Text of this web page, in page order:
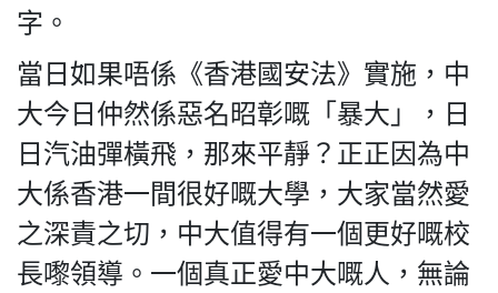
字。
當日如果唔係《香港國安法》實施，中
大今日仲然係惡名昭彰嘅「暴大」，日
日汽油彈橫飛，那來平靜？正正因為中
大係香港一間很好嘅大學，大家當然愛
之深責之切，中大值得有一個更好嘅校
長嚟領導。一個真正愛中大嘅人，無論